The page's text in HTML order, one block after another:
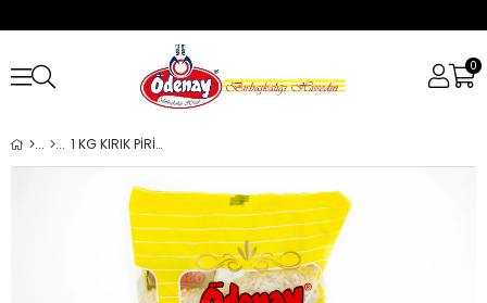
0
1 KG KIRIK PİRİNÇ